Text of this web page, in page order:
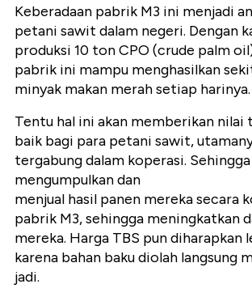
Keberadaan pabrik M3 ini menjadi
petani sawit dalam negeri. Dengan
produksi 10 ton CPO (crude palm
pabrik ini mampu menghasilkan
minyak makan merah setiap harinya.
Tentu hal ini akan memberikan nilai
baik bagi para petani sawit,
tergabung dalam koperasi.
mengumpulkan dan
menjual hasil panen mereka secara
pabrik M3, sehingga meningkatkan
mereka. Harga TBS pun diharapkan
karena bahan baku diolah langsung
jadi.